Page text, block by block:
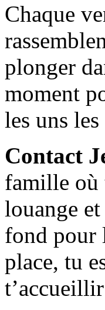
Chaque
plonger
moment
les uns les
Contact
famille où
louange
fond pour
place, tu